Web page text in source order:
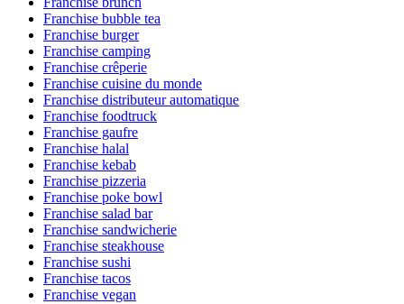
Franchise bubble tea
Franchise burger
Franchise camping
Franchise crêperie
Franchise cuisine du monde
Franchise distributeur automatique
Franchise foodtruck
Franchise gaufre
Franchise halal
Franchise kebab
Franchise pizzeria
Franchise poke bowl
Franchise salad bar
Franchise sandwicherie
Franchise steakhouse
Franchise sushi
Franchise tacos
Franchise vegan